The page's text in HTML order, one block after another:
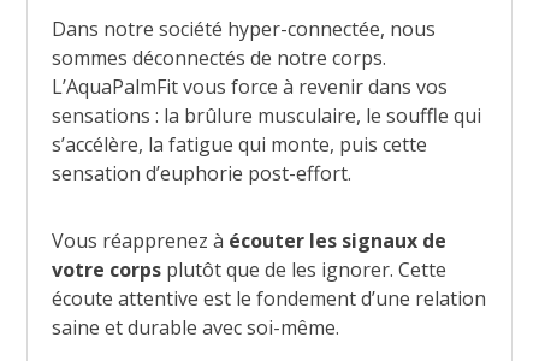
Dans notre société hyper-connectée, nous
sommes déconnectés de notre corps.
L’AquaPalmFit vous force à revenir dans vos
sensations : la brûlure musculaire, le souffle qui
s’accélère, la fatigue qui monte, puis cette
sensation d’euphorie post-effort.
Vous réapprenez à écouter les signaux de
votre corps plutôt que de les ignorer. Cette
écoute attentive est le fondement d’une relation
saine et durable avec soi-même.